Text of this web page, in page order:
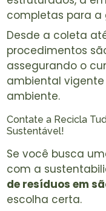
completas para a
Desde a coleta
procedimentos
assegurando o
ambiental
ambiente.
Contate a Recicla
Sustentável!
Se você busca
com a
de resíduos em
escolha certa.